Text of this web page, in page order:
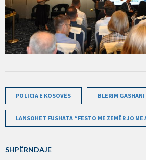
POLICIA E KOSOVËS BLERIM GASHANI
LANSOHET FUSHATA “FESTO ME ZEMËR JO ME
SHPËRNDAJE